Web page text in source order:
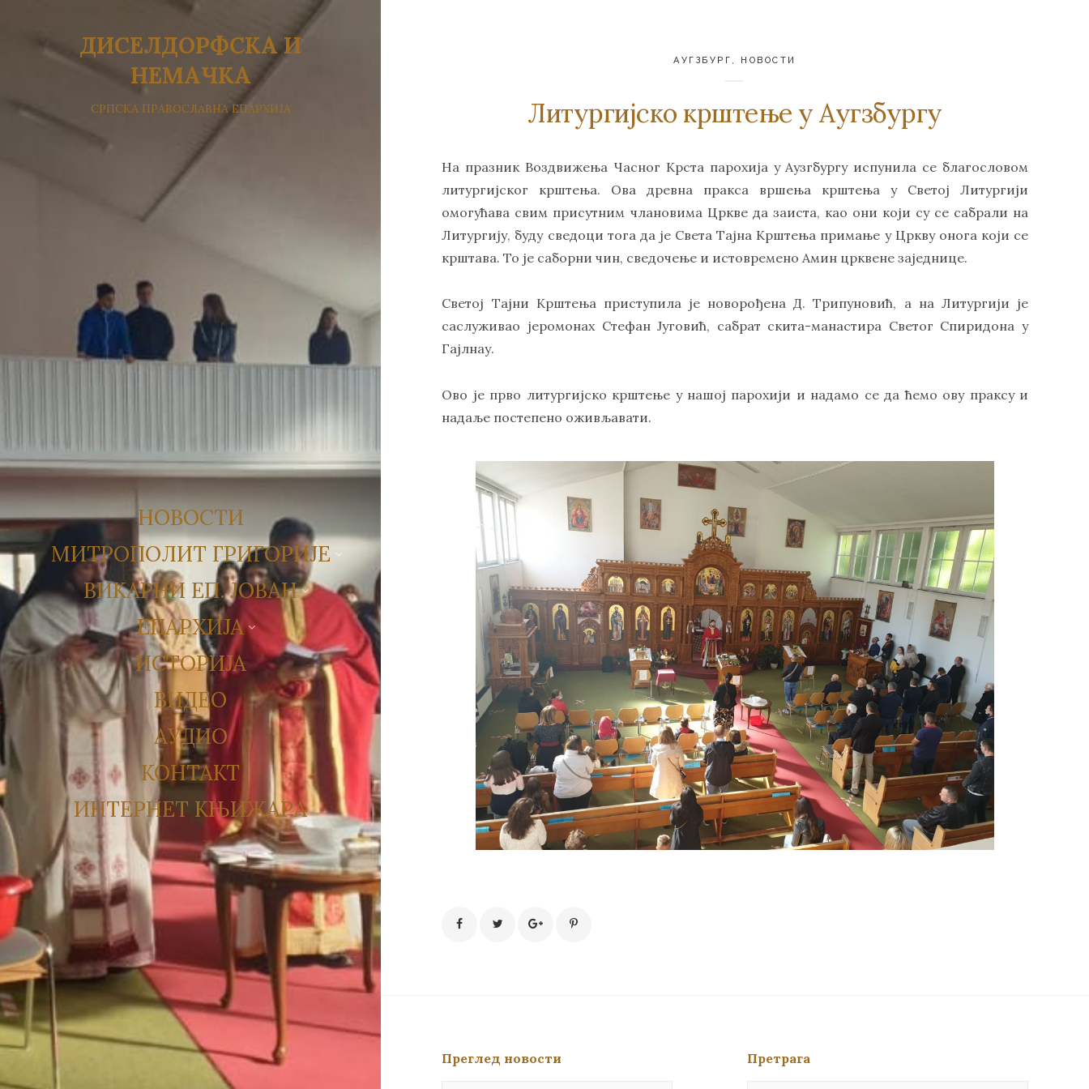
ДИСЕЛДОРФСКА И
НЕМАЧКА
СРПСКА ПРАВОСЛАВНА ЕПАРХИЈА
НОВОСТИ
МИТРОПОЛИТ ГРИГОРИЈЕ
ВИКАРНИ ЕП. ЈОВАН
ЕПАРХИЈА
ИСТОРИЈА
ВИДЕО
АУДИО
КОНТАКТ
ИНТЕРНЕТ КЊИЖАРА
АУГЗБУРГ , НОВОСТИ
Литургијско крштење у Аугзбургу
На празник Воздвижења Часног Крста парохија у Аузгбургу испунила се благословом
литургијског крштења. Ова древна пракса вршења крштења у Светој Литургији
омогућава свим присутним члановима Цркве да заиста, као они који су се сабрали на
Литургију, буду сведоци тога да је Света Тајна Крштења примање у Цркву онога који се
крштава. То је саборни чин, сведочење и истовремено Амин црквене заједнице.
Светој Тајни Крштења приступила је новорођена Д. Трипуновић, а на Литургији је
саслуживао јеромонах Стефан Југовић, сабрат скита-манастира Светог Спиридона у
Гајлнау.
Ово је прво литургијско крштење у нашој парохији и надамо се да ћемо ову праксу и
надаље постепено оживљавати.
Преглед новости Претрага